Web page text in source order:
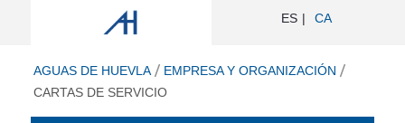
Cartas de servicio - Aguas de Huevla
ES CA
AGUAS DE HUEVLA
EMPRESA Y ORGANIZACIÓN
CARTAS DE SERVICIO